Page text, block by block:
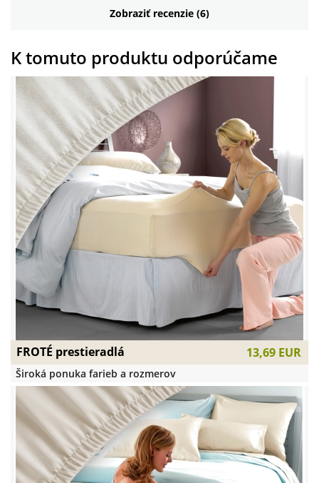
Zobraziť recenzie (6)
FROTÉ prestieradlá 13,69 EUR
Široká ponuka farieb a rozmerov
K tomuto produktu odporúčame